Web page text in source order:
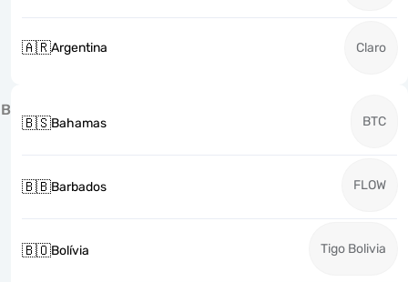
🇦🇷Argentina Claro
B
🇧🇸Bahamas BTC
🇧🇧Barbados FLOW
🇧🇴Bolívia Tigo Bolivia